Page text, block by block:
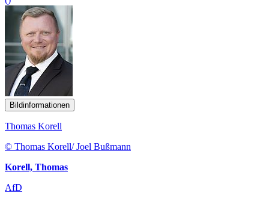
Bildinformationen
Thomas Korell
© Thomas Korell/ Joel Bußmann
Korell, Thomas
AfD